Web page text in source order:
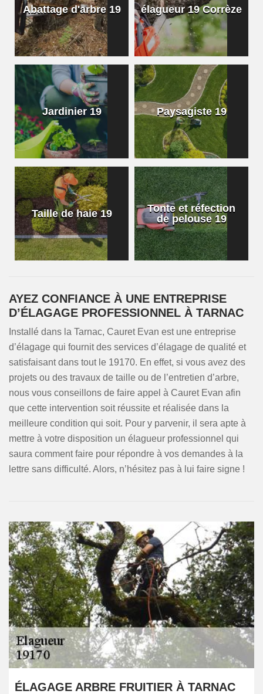
Abattage d'arbre 19 élagueur 19 Corrèze
Jardinier 19 Paysagiste 19
Taille de haie 19
Tonte et réfection
de pelouse 19
AYEZ CONFIANCE À UNE ENTREPRISE
D’ÉLAGAGE PROFESSIONNEL À TARNAC
Installé dans la Tarnac, Cauret Evan est une entreprise
d’élagage qui fournit des services d’élagage de qualité et
satisfaisant dans tout le 19170. En effet, si vous avez des
projets ou des travaux de taille ou de l’entretien d’arbre,
nous vous conseillons de faire appel à Cauret Evan afin
que cette intervention soit réussite et réalisée dans la
meilleure condition qui soit. Pour y parvenir, il sera apte à
mettre à votre disposition un élagueur professionnel qui
saura comment faire pour répondre à vos demandes à la
lettre sans difficulté. Alors, n’hésitez pas à lui faire signe !
ÉLAGAGE ARBRE FRUITIER À TARNAC